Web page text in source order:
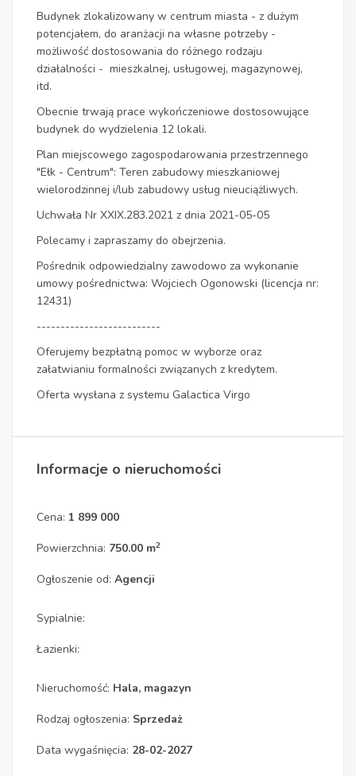
Budynek zlokalizowany w centrum miasta - z dużym
potencjałem, do aranżacji na własne potrzeby -
możliwość dostosowania do różnego rodzaju
działalności - mieszkalnej, usługowej, magazynowej,
itd.
Obecnie trwają prace wykończeniowe dostosowujące
budynek do wydzielenia 12 lokali.
Plan miejscowego zagospodarowania przestrzennego
"Ełk - Centrum": Teren zabudowy mieszkaniowej
wielorodzinnej i/lub zabudowy usług nieuciążliwych.
Uchwała Nr XXIX.283.2021 z dnia 2021-05-05
Polecamy i zapraszamy do obejrzenia.
Pośrednik odpowiedzialny zawodowo za wykonanie
umowy pośrednictwa: Wojciech Ogonowski (licencja nr:
12431)
--------------------------
Oferujemy bezpłatną pomoc w wyborze oraz
załatwianiu formalności związanych z kredytem.
Oferta wysłana z systemu Galactica Virgo
Informacje o nieruchomości
Cena: 1 899 000
Powierzchnia: 750.00 m2
Ogłoszenie od: Agencji
Sypialnie:
Łazienki:
Nieruchomość: Hala, magazyn
Rodzaj ogłoszenia: Sprzedaż
Data wygaśnięcia: 28-02-2027